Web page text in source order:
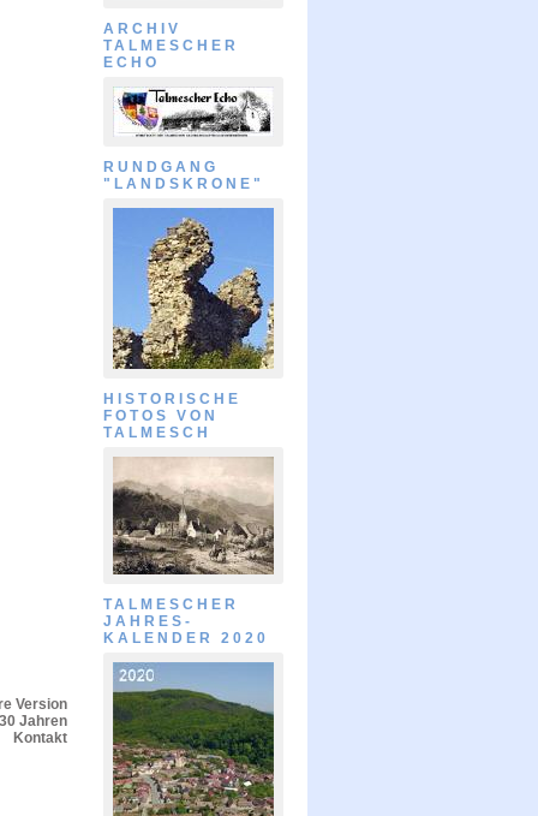
Version
Jahren
Kontakt
ARCHIV
TALMESCHER
ECHO
RUNDGANG
"LANDSKRONE"
HISTORISCHE
FOTOS VON
TALMESCH
TALMESCHER
JAHRES-
KALENDER 2020